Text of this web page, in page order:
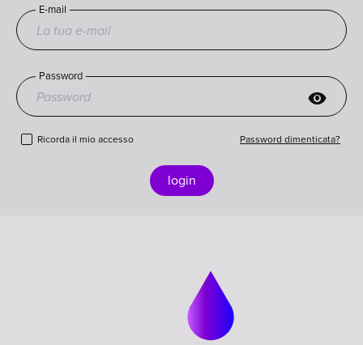
E-mail
Password
visibility
Ricorda il mio accesso Password dimenticata?
login